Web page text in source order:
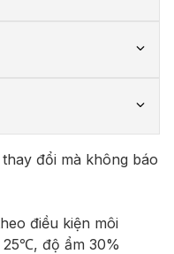
đổi mà không báo
điều kiện môi
độ ẩm 30%